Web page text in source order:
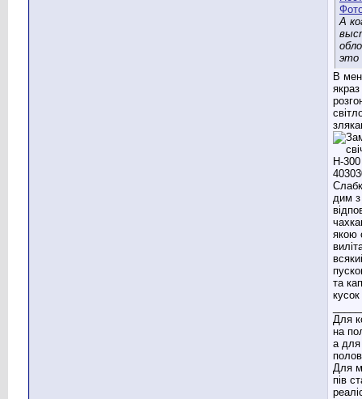
А
это
В
дим з
якою
та
Для
на
а для
Для
пів